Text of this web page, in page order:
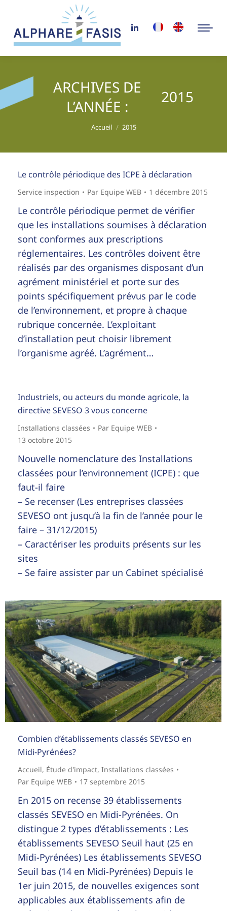
ARCHIVES DE
L’ANNÉE :
2015
Vous êtes ici :
Accueil 2015
Le contrôle périodique des ICPE à déclaration
Service inspection Par Equipe WEB 1 décembre 2015
Le contrôle périodique permet de vérifier
que les installations soumises à déclaration
sont conformes aux prescriptions
réglementaires. Les contrôles doivent être
réalisés par des organismes disposant d’un
agrément ministériel et porte sur des
points spécifiquement prévus par le code
de l’environnement, et propre à chaque
rubrique concernée. L’exploitant
d’installation peut choisir librement
l’organisme agréé. L’agrément…
Industriels, ou acteurs du monde agricole, la
directive SEVESO 3 vous concerne
Installations classées Par Equipe WEB
13 octobre 2015
Nouvelle nomenclature des Installations
classées pour l’environnement (ICPE) : que
faut-il faire
– Se recenser (Les entreprises classées
SEVESO ont jusqu’à la fin de l’année pour le
faire – 31/12/2015)
– Caractériser les produits présents sur les
sites
– Se faire assister par un Cabinet spécialisé
Combien d’établissements classés SEVESO en
Midi-Pyrénées?
Accueil, Étude d'impact, Installations classées
Par Equipe WEB 17 septembre 2015
En 2015 on recense 39 établissements
classés SEVESO en Midi-Pyrénées. On
distingue 2 types d’établissements : Les
établissements SEVESO Seuil haut (25 en
Midi-Pyrénées) Les établissements SEVESO
Seuil bas (14 en Midi-Pyrénées) Depuis le
1er juin 2015, de nouvelles exigences sont
applicables aux établissements afin de